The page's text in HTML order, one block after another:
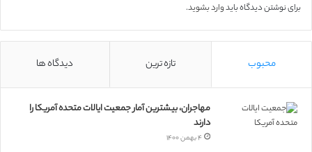
برای نوشتن دیدگاه بایدوارد بشوید.
محبوب تازه ترین دیدگاه ها
مهاجران، بیشترین آمار جمعیت ایالات متحده آمریکا را
دارند
۴ بهمن ۱۴۰۰